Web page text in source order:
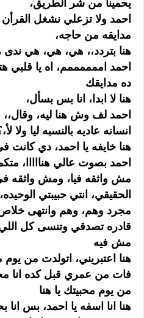
احمد ولا تزعلي نشغل
مدايقه من حاجه،
هنا بتردد،، هي، هي، هي
احمد اممممممم، اه يا قلبي
ده مدايقك
هنا لا ابدا، انا بس بسأل،
احمد لف وش هنا ليه، وقال،،
انسانه عاديه بالنسبه ليا ولا
هنا خايفه يا احمد، دي كانت
احمد بصوت عالي هنااااا،
مش واثقه فيا، ومش واثقه
الحقيقي، انتي حبيبتي
مجرد وهم، وهم وانتهى
قادره تصدقي وتنسى كل
مش فيه
هنا اعتبريني، اتولدت من
فات من عمري قبل كده انا
من يوم محبيتك يا هنا
هنا انا اسفه يا احمد، بس انا